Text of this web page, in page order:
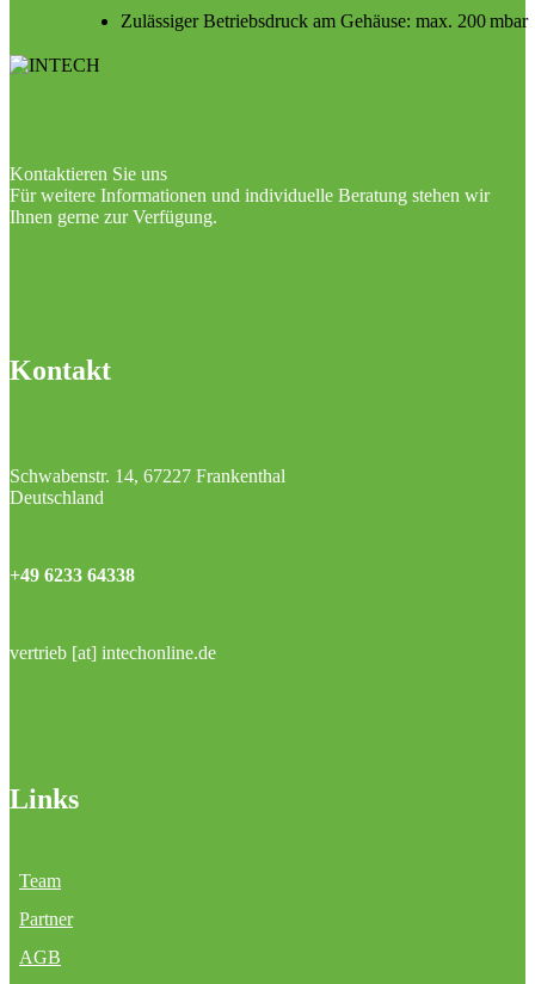
Zulässiger Betriebsdruck am Gehäuse: max. 200 mbar
Kontaktieren Sie uns
Für weitere Informationen und individuelle Beratung stehen wir
Ihnen gerne zur Verfügung.
Kontakt
Schwabenstr. 14, 67227 Frankenthal
Deutschland
+49 6233 64338
vertrieb [at] intechonline.de
Links
Team
Partner
AGB